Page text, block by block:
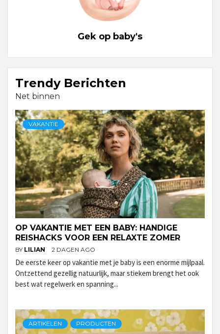
Gek op baby's
Trendy Berichten
Net binnen
VAKANTIE
OP VAKANTIE MET EEN BABY: HANDIGE
REISHACKS VOOR EEN RELAXTE ZOMER
BY LILIAN 2 DAGEN AGO
De eerste keer op vakantie met je baby is een enorme mijlpaal.
Ontzettend gezellig natuurlijk, maar stiekem brengt het ook
best wat regelwerk en spanning...
ARTIKELEN PRODUCTEN